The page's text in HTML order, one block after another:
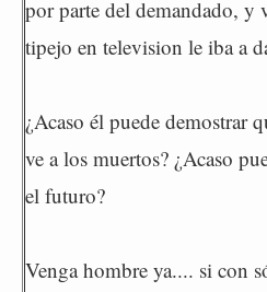
por parte del demandado, y
tipejo en television le iba a
¿Acaso él puede demostrar
ve a los muertos? ¿Acaso
el futuro?
Venga hombre ya.... si con